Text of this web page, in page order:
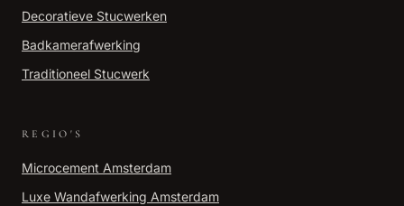
Decoratieve Stucwerken
Badkamerafwerking
Traditioneel Stucwerk
REGIO'S
Microcement Amsterdam
Luxe Wandafwerking Amsterdam